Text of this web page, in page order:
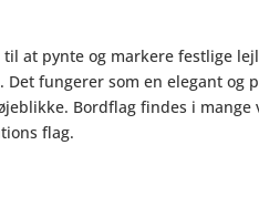
at pynte og markere festlige
fungerer som en elegant og
Bordflag findes i mange
flag.